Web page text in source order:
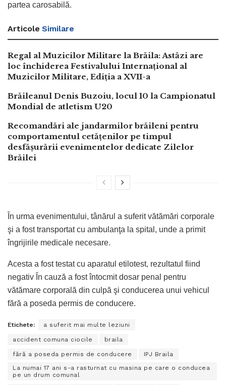
partea carosabilă.
Articole Similare
Regal al Muzicilor Militare la Brăila: Astăzi are
loc închiderea Festivalului Internațional al
Muzicilor Militare, Ediția a XVII-a
Brăileanul Denis Buzoiu, locul 10 la Campionatul
Mondial de atletism U20
Recomandări ale jandarmilor brăileni pentru
comportamentul cetățenilor pe timpul
desfășurării evenimentelor dedicate Zilelor
Brăilei
În urma evenimentului, tânărul a suferit vătămări corporale
şi a fost transportat cu ambulanţa la spital, unde a primit
îngrijirile medicale necesare.
Acesta a fost testat cu aparatul etilotest, rezultatul fiind
negativ În cauză a fost întocmit dosar penal pentru
vătămare corporală din culpă şi conducerea unui vehicul
fără a poseda permis de conducere.
Etichete: a suferit mai multe leziuni
accident comuna ciocile braila
fără a poseda permis de conducere
IPJ Braila
La numai 17 ani s-a rasturnat cu masina pe care o conducea
pe un drum comunal